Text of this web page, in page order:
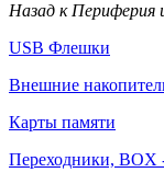
Назад к Периферия
USB Флешки
Внешние
Карты памяти
Переходники,